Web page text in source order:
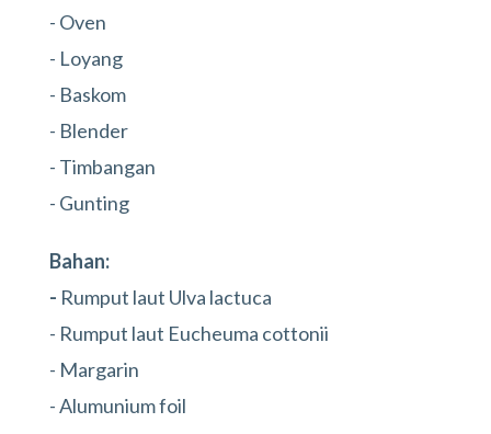
- Oven
- Loyang
- Baskom
- Blender
- Timbangan
- Gunting
Bahan:
- Rumput laut Ulva lactuca
- Rumput laut Eucheuma cottonii
- Margarin
- Alumunium foil